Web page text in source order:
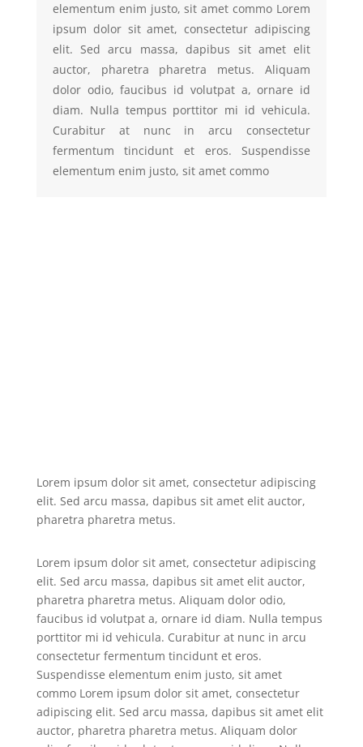
elementum enim justo, sit amet commo Lorem
ipsum dolor sit amet, consectetur adipiscing
elit. Sed arcu massa, dapibus sit amet elit
auctor, pharetra pharetra metus. Aliquam
dolor odio, faucibus id volutpat a, ornare id
diam. Nulla tempus porttitor mi id vehicula.
Curabitur at nunc in arcu consectetur
fermentum tincidunt et eros. Suspendisse
elementum enim justo, sit amet commo
Lorem ipsum dolor sit amet, consectetur adipiscing
elit. Sed arcu massa, dapibus sit amet elit auctor,
pharetra pharetra metus.
Lorem ipsum dolor sit amet, consectetur adipiscing
elit. Sed arcu massa, dapibus sit amet elit auctor,
pharetra pharetra metus. Aliquam dolor odio,
faucibus id volutpat a, ornare id diam. Nulla tempus
porttitor mi id vehicula. Curabitur at nunc in arcu
consectetur fermentum tincidunt et eros.
Suspendisse elementum enim justo, sit amet
commo Lorem ipsum dolor sit amet, consectetur
adipiscing elit. Sed arcu massa, dapibus sit amet elit
auctor, pharetra pharetra metus. Aliquam dolor